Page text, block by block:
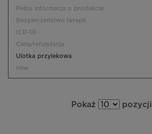
Pełna informacja o produkcie
Bezpieczeństwo terapii
ICD-10
Ceny/refundacja
Ulotka przylekowa
Inne
Pokaż pozycji